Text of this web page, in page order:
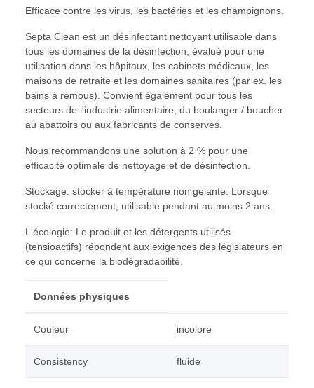
Efficace contre les virus, les bactéries et les champignons.
Septa Clean est un désinfectant nettoyant utilisable dans
tous les domaines de la désinfection, évalué pour une
utilisation dans les hôpitaux, les cabinets médicaux, les
maisons de retraite et les domaines sanitaires (par ex. les
bains à remous). Convient également pour tous les
secteurs de l'industrie alimentaire, du boulanger / boucher
au abattoirs ou aux fabricants de conserves.
Nous recommandons une solution à 2 % pour une
efficacité optimale de nettoyage et de désinfection.
Stockage: stocker à température non gelante. Lorsque
stocké correctement, utilisable pendant au moins 2 ans.
L'écologie: Le produit et les détergents utilisés
(tensioactifs) répondent aux exigences des législateurs en
ce qui concerne la biodégradabilité.
Données physiques
Couleur incolore
Consistency fluide